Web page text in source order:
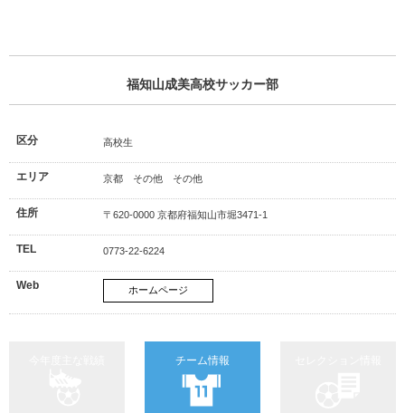
福知山成美高校サッカー部
区分 高校生
エリア 京都 その他 その他
住所 〒620-0000 京都府福知山市堀3471-1
TEL 0773-22-6224
Web ホームページ
チーム情報